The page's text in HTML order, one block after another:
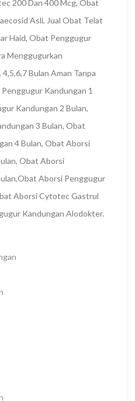
200 Dan 400 Mcg, Obat
Asli, Jual Obat Telat
Haid, Obat Penggugur
Menggugurkan
Bulan Aman Tanpa
Kandungan 1
Kandungan 2 Bulan,
3 Bulan, Obat
4 Bulan, Obat Aborsi
Obat Aborsi
Aborsi Penggugur
Aborsi Cytotec Gastrul
Kandungan Alodokter.